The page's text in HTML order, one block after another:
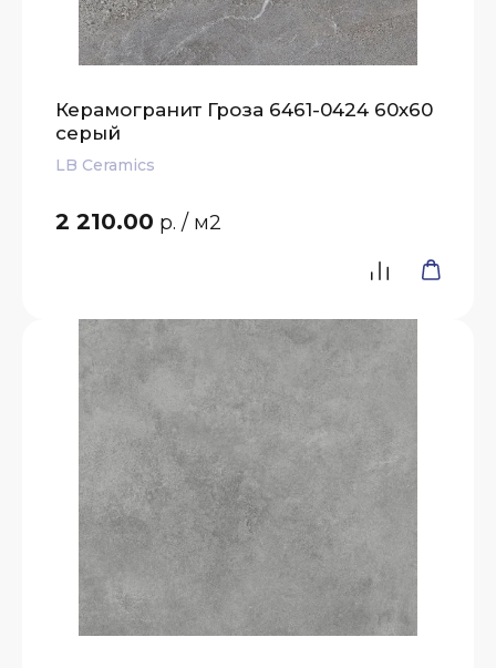
Керамогранит Гроза 6461-0424 60х60
серый
LB Ceramics
2 210.00 р. / м2